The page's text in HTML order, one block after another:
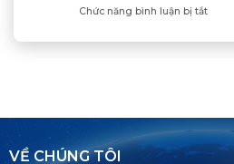
Khẳng
Vị
Minh
Dầu
Điện
Chức năng bình luận bị tắtở
Sao
VỀ CHÚNG TÔI